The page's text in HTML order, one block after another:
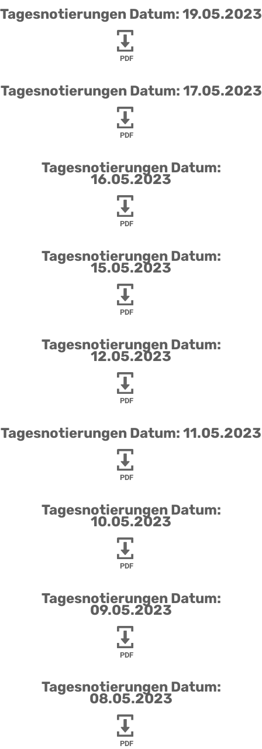
Tagesnotierungen Datum: 19.05.2023
PDF
Tagesnotierungen Datum: 17.05.2023
PDF
Tagesnotierungen Datum:
16.05.2023
PDF
Tagesnotierungen Datum:
15.05.2023
PDF
Tagesnotierungen Datum:
12.05.2023
PDF
Tagesnotierungen Datum: 11.05.2023
PDF
Tagesnotierungen Datum:
10.05.2023
PDF
Tagesnotierungen Datum:
09.05.2023
PDF
Tagesnotierungen Datum:
08.05.2023
PDF